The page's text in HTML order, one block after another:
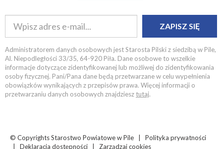
ZAPISZ SIĘ
Administratorem danych osobowych jest Starosta Pilski z siedzibą w Pile,
Al. Niepodległości 33/35, 64-920 Piła. Dane osobowe to wszelkie
informacje dotyczące zidentyfikowanej lub możliwej do zidentyfikowania
osoby fizycznej. Pani/Pana dane będą przetwarzane w celu wypełnienia
obowiązków wynikających z przepisów prawa. Więcej informacji o
przetwarzaniu danych osobowych znajdziesz tutaj.
© CopyrightsStarostwo Powiatowe w Pile | Polityka prywatności
Deklaracja dostępności Zarządzaj cookies